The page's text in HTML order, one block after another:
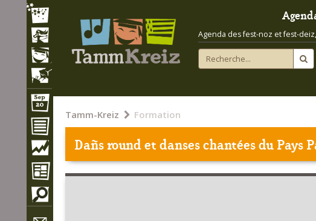
Agenda des fest-noz et fest-
Tamm-Kreiz Formation
Dañs round et danses chantées du Pays